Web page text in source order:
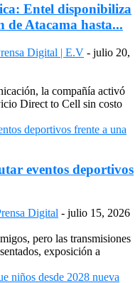
Entel disponibiliza
de Atacama hasta...
Digital | E.V - julio 20,
la compañía activó
Direct to Cell sin costo
eventos deportivos
Digital - julio 15, 2026
pero las transmisiones
exposición a